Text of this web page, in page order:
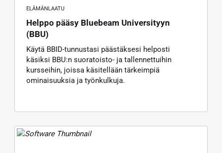
ELÄMÄNLAATU
Helppo pääsy Bluebeam Universityyn
(BBU)
Käytä BBID-tunnustasi päästäksesi helposti
käsiksi BBU:n suoratoisto- ja tallennettuihin
kursseihin, joissa käsitellään tärkeimpiä
ominaisuuksia ja työnkulkuja.